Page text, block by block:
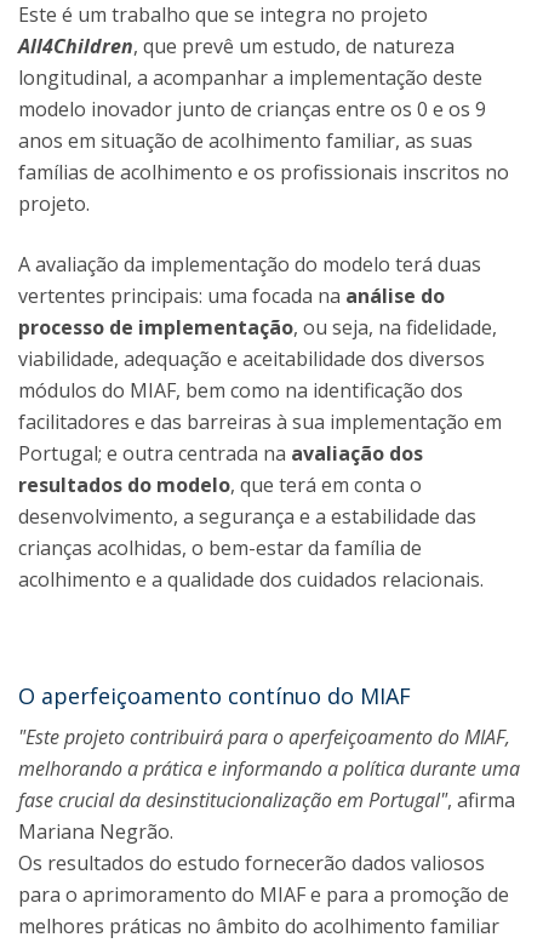
Este é um trabalho que se integra no projeto
All4Children, que prevê um estudo, de natureza
longitudinal, a acompanhar a implementação deste
modelo inovador junto de crianças entre os 0 e os 9
anos em situação de acolhimento familiar, as suas
famílias de acolhimento e os profissionais inscritos no
projeto.
A avaliação da implementação do modelo terá duas
vertentes principais: uma focada na análise do
processo de implementação, ou seja, na fidelidade,
viabilidade, adequação e aceitabilidade dos diversos
módulos do MIAF, bem como na identificação dos
facilitadores e das barreiras à sua implementação em
Portugal; e outra centrada na avaliação dos
resultados do modelo, que terá em conta o
desenvolvimento, a segurança e a estabilidade das
crianças acolhidas, o bem-estar da família de
acolhimento e a qualidade dos cuidados relacionais.
O aperfeiçoamento contínuo do MIAF
"Este projeto contribuirá para o aperfeiçoamento do MIAF,
melhorando a prática e informando a política durante uma
fase crucial da desinstitucionalização em Portugal", afirma
Mariana Negrão.
Os resultados do estudo fornecerão dados valiosos
para o aprimoramento do MIAF e para a promoção de
melhores práticas no âmbito do acolhimento familiar